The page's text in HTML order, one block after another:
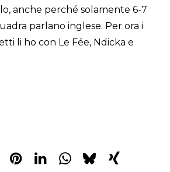
anche perché solamente 6-7
parlano inglese. Per ora i
li ho con Le Fée, Ndicka e